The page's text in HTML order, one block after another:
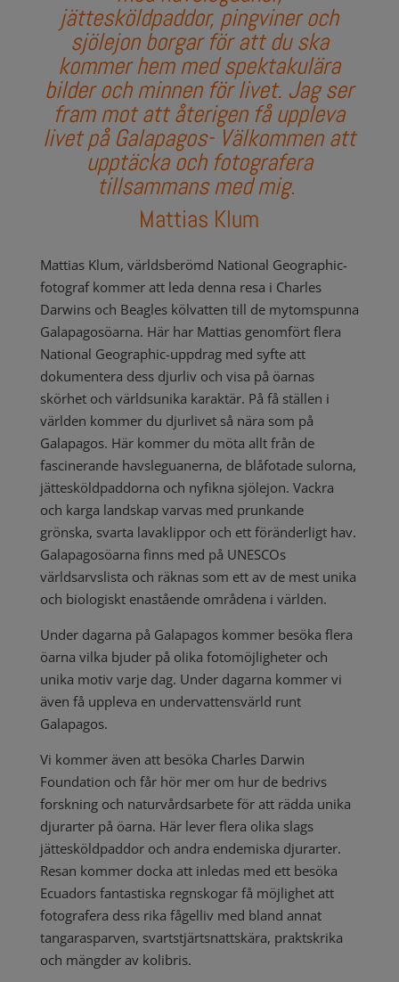
jättesköldpaddor, pingviner och
sjölejon borgar för att du ska
kommer hem med spektakulära
bilder och minnen för livet. Jag ser
fram mot att återigen få uppleva
livet på Galapagos- Välkommen att
upptäcka och fotografera
tillsammans med mig.
Mattias Klum
Mattias Klum, världsberömd National Geographic-
fotograf kommer att leda denna resa i Charles
Darwins och Beagles kölvatten till de mytomspunna
Galapagosöarna. Här har Mattias genomfört flera
National Geographic-uppdrag med syfte att
dokumentera dess djurliv och visa på öarnas
skörhet och världsunika karaktär. På få ställen i
världen kommer du djurlivet så nära som på
Galapagos. Här kommer du möta allt från de
fascinerande havsleguanerna, de blåfotade sulorna,
jättesköldpaddorna och nyfikna sjölejon. Vackra
och karga landskap varvas med prunkande
grönska, svarta lavaklippor och ett föränderligt hav.
Galapagosöarna finns med på UNESCOs
världsarvslista och räknas som ett av de mest unika
och biologiskt enastående områdena i världen.
Under dagarna på Galapagos kommer besöka flera
öarna vilka bjuder på olika fotomöjligheter och
unika motiv varje dag. Under dagarna kommer vi
även få uppleva en undervattensvärld runt
Galapagos.
Vi kommer även att besöka Charles Darwin
Foundation och får hör mer om hur de bedrivs
forskning och naturvårdsarbete för att rädda unika
djurarter på öarna. Här lever flera olika slags
jättesköldpaddor och andra endemiska djurarter.
Resan kommer docka att inledas med ett besöka
Ecuadors fantastiska regnskogar få möjlighet att
fotografera dess rika fågelliv med bland annat
tangarasparven, svartstjärtsnattskära, praktskrika
och mängder av kolibris.